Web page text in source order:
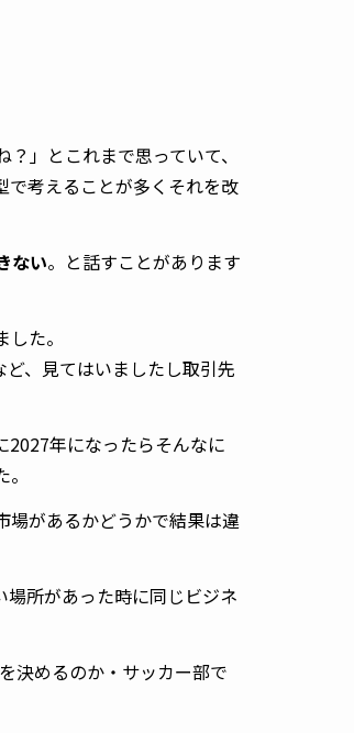
」とこれまで思っていて、
で考えることが多くそれを改
ない。と話すことがあります
た。
、見てはいましたし取引先
2027年になったらそんなに
場があるかどうかで結果は違
所があった時に同じビジネ
決めるのか・サッカー部で